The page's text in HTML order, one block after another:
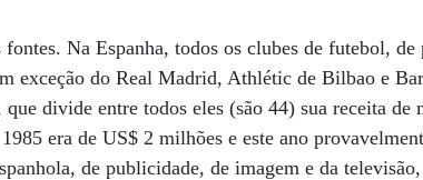
Na Espanha, todos os clubes de futebol, de
exceção do Real Madrid, Athlétic de Bilbao e
divide entre todos eles (são 44) sua receita de
era de US$ 2 milhões e este ano
de publicidade, de imagem e da